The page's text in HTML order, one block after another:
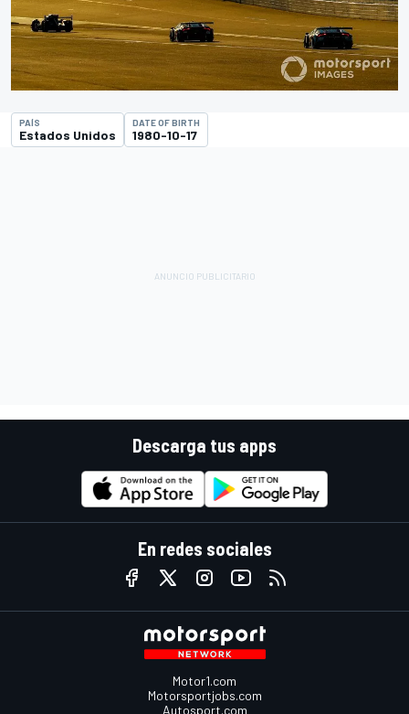
PAÍS
Estados Unidos
DATE OF BIRTH
1980-10-17
Descarga tus apps
En redes sociales
Motor1.com
Motorsportjobs.com
Autosport.com